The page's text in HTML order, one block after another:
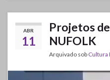
ABR
11
Projetos
NUFOLK
Arquivado sob Cultura